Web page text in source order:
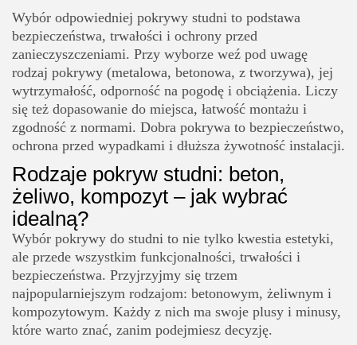
Wybór odpowiedniej pokrywy studni to podstawa
bezpieczeństwa, trwałości i ochrony przed
zanieczyszczeniami. Przy wyborze weź pod uwagę
rodzaj pokrywy (metalowa, betonowa, z tworzywa), jej
wytrzymałość, odporność na pogodę i obciążenia. Liczy
się też dopasowanie do miejsca, łatwość montażu i
zgodność z normami. Dobra pokrywa to bezpieczeństwo,
ochrona przed wypadkami i dłuższa żywotność instalacji.
Rodzaje pokryw studni: beton,
żeliwo, kompozyt – jak wybrać
idealną?
Wybór pokrywy do studni to nie tylko kwestia estetyki,
ale przede wszystkim funkcjonalności, trwałości i
bezpieczeństwa. Przyjrzyjmy się trzem
najpopularniejszym rodzajom: betonowym, żeliwnym i
kompozytowym. Każdy z nich ma swoje plusy i minusy,
które warto znać, zanim podejmiesz decyzję.